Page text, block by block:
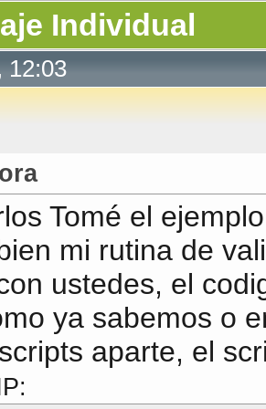
Individual
12:03
Tomé el
mi rutina de
ustedes, el
ya sabemos o
aparte, el